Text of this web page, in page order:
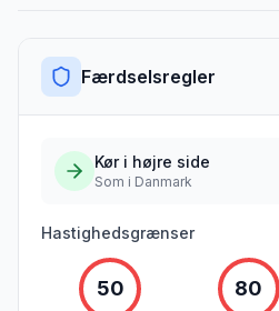
Færdselsregler
Kør i højre side
Som i Danmark
Hastighedsgrænser
50 80